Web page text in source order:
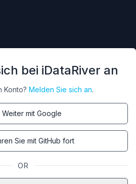
bei iDataRiver an
Konto? Melden Sie sich an.
Weiter mit Google
Sie mit GitHub fort
OR